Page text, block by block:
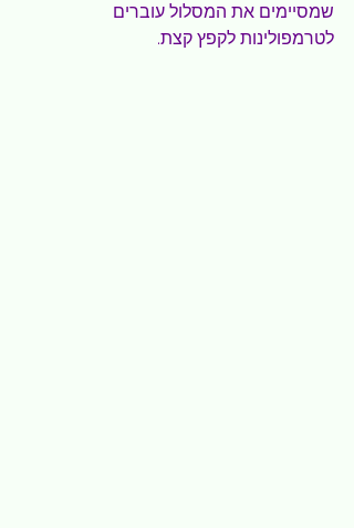
שמסיימים את המסלול עוברים
לטרמפולינות לקפץ קצת.